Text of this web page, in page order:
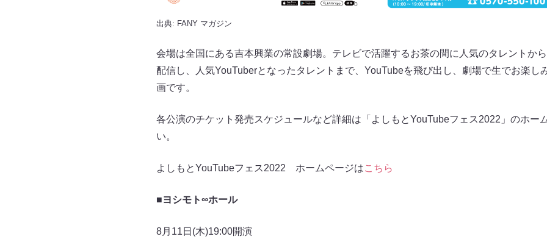
出典: FANY マガジン
会場は全国にある吉本興業の常設劇場。テレビで活躍するお茶の間に人気のタレントか
配信し、人気YouTuberとなったタレントまで、YouTubeを飛び出し、劇場で生でお楽し
画です。
各公演のチケット発売スケジュールなど詳細は「よしもとYouTubeフェス2022」のホー
い。
よしもとYouTubeフェス2022 ホームページはこちら
■ヨシモト∞ホール
8月11日(木)19:00開演